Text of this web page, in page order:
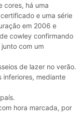
cores, há uma
e uma série
em 2006 e
cowley confirmando
com um
de lazer no verão.
inferiores, mediante
hora marcada, por